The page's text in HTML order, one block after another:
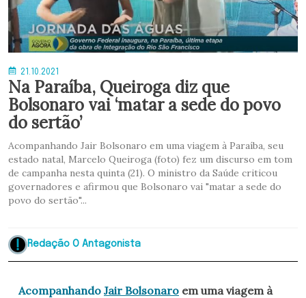
21.10.2021
Na Paraíba, Queiroga diz que
Bolsonaro vai ‘matar a sede do povo
do sertão’
Acompanhando Jair Bolsonaro em uma viagem à Paraíba, seu
estado natal, Marcelo Queiroga (foto) fez um discurso em tom
de campanha nesta quinta (21). O ministro da Saúde criticou
governadores e afirmou que Bolsonaro vai "matar a sede do
povo do sertão"...
Redação O Antagonista
Acompanhando Jair Bolsonaro em uma viagem à